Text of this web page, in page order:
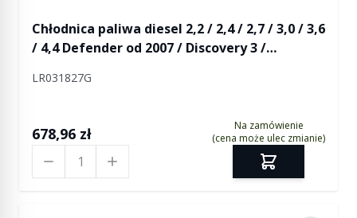
Chłodnica paliwa diesel 2,2 / 2,4 / 2,7 / 3,0 / 3,6
/ 4,4 Defender od 2007 / Discovery 3 /
LR031827G
678,96 zł
Na zamówienie
(cena może ulec zmianie)